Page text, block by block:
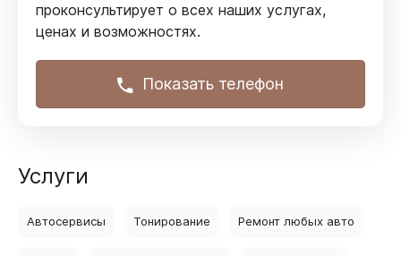
проконсультирует о всех наших услугах,
ценах и возможностях.
Показать телефон
Услуги
Автосервисы Тонирование Ремонт любых авто